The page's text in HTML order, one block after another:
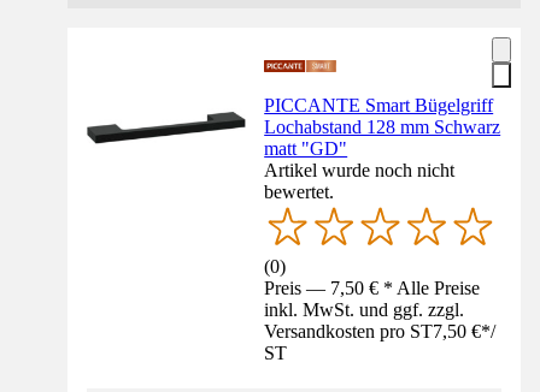
PICCANTE Smart Bügelgriff
Lochabstand 128 mm Schwarz
matt "GD"
Artikel wurde noch nicht
bewertet.
(0)
Preis — 7,50 € * Alle Preise
inkl. MwSt. und ggf. zzgl.
Versandkosten pro ST7,50 €*/
ST